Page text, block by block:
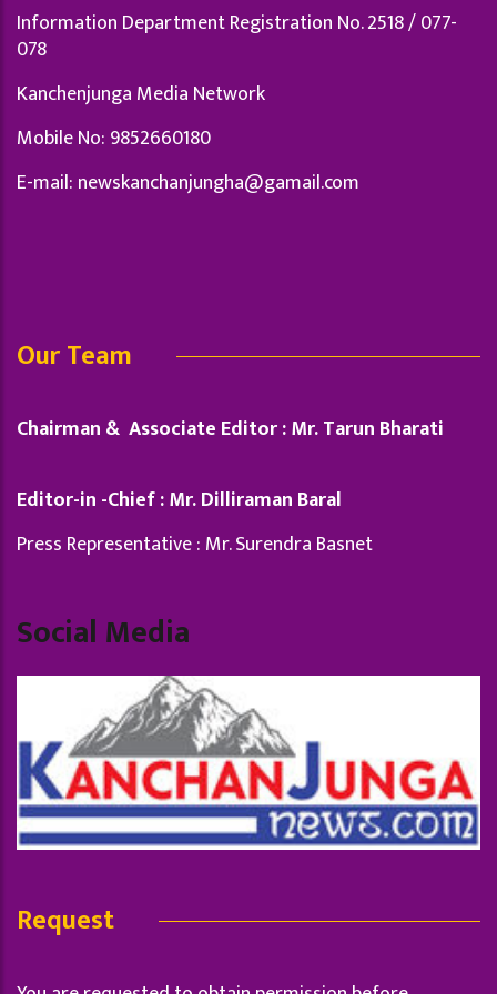
Information Department Registration No. 2518 / 077-
078
Kanchenjunga Media Network
Mobile No: 9852660180
E-mail: newskanchanjungha@gamail.com
Our Team
Chairman & Associate Editor : Mr. Tarun Bharati
Editor-in -Chief : Mr. Dilliraman Baral
Press Representative : Mr. Surendra Basnet
Social Media
Request